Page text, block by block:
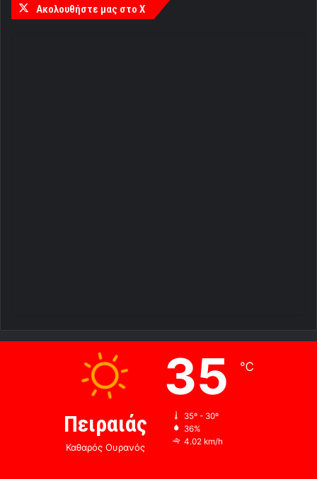
Ακολουθήστε μας στο X
Πειραιάς
Καθαρός Ουρανός
35 ℃
35º - 30º
36%
4.02 km/h